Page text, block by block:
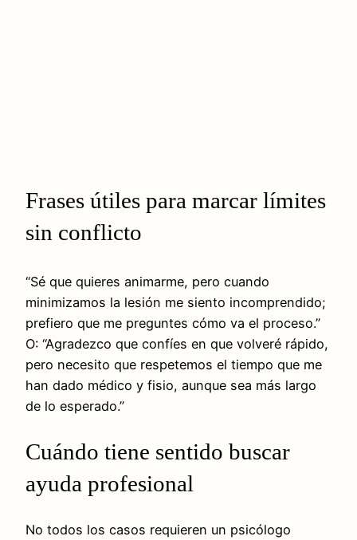
Frases útiles para marcar límites
sin conflicto
“Sé que quieres animarme, pero cuando
minimizamos la lesión me siento incomprendido;
prefiero que me preguntes cómo va el proceso.”
O: “Agradezco que confíes en que volveré rápido,
pero necesito que respetemos el tiempo que me
han dado médico y fisio, aunque sea más largo
de lo esperado.”
Cuándo tiene sentido buscar
ayuda profesional
No todos los casos requieren un psicólogo